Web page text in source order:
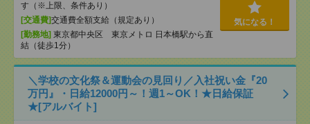
す（※上限、条件あり）
[交通費]交通費全額支給（規定あり）
[勤務地] 東京都中央区 東京メトロ 日本橋駅から直
結（徒歩1分）
気になる！
＼学校の文化祭＆運動会の見回り／入社祝い金『20
万円』・日給12000円～！週1～OK！★日給保証
★[アルバイト]